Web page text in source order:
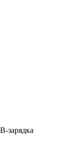
зарядка